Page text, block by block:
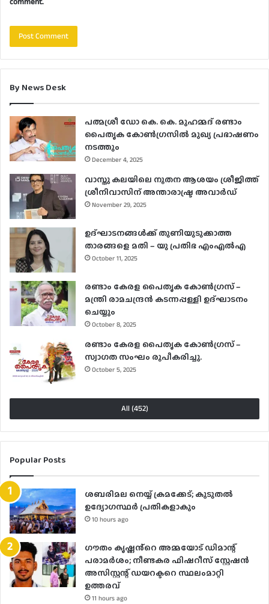
By News Desk
പത്മശ്രീ ഡോ കെ. കെ. മുഹമ്മദ് രണ്ടാം
പൈതൃക കോൺഗ്രസിൽ മുഖ്യ പ്രഭാഷണം
നടത്തും
December 4, 2025
വാസ്തു കലയിലെ നൂതന ആശയം ശ്രീജിത്ത്
ശ്രീനിവാസിന് അന്താരാഷ്ട്ര അവാർഡ്
November 29, 2025
ഉദ്ഘാടനങ്ങള്‍ക്ക് തുണിയുടുക്കാത്ത
താരങ്ങളെ മതി – യു പ്രതിഭ എംഎല്‍എ
October 11, 2025
രണ്ടാം കേരള പൈതൃക കോൺഗ്രസ് –
മന്ത്രി രാമചന്ദ്രൻ കടന്നപ്പള്ളി ഉദ്ഘാടനം
ചെയ്യും
October 8, 2025
രണ്ടാം കേരള പൈതൃക കോൺഗ്രസ് –
സ്വാഗത സംഘം രൂപീകരിച്ചു.
October 5, 2025
All (452)
Popular Posts
ശബരിമല നെയ്യ് ക്രമക്കേട്; കൂടുതൽ
ഉദ്യോഗസ്ഥർ പ്രതികളാകും
10 hours ago
ഗൗതം കൃഷ്ണൻ്റെ അമ്മയോട് ഡിമാന്റ്
പരാമർ‌ശം; നീണ്ടകര ഫിഷറീസ് സ്റ്റേഷൻ
അസിസ്റ്റന്റ് ഡയറക്ടറെ സ്ഥലംമാറ്റി
ഉത്തരവ്
11 hours ago